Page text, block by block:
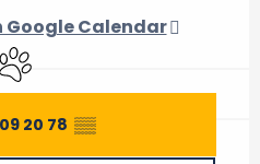
Google Calendar
Dieren toegelaten
20 78 ▒▒